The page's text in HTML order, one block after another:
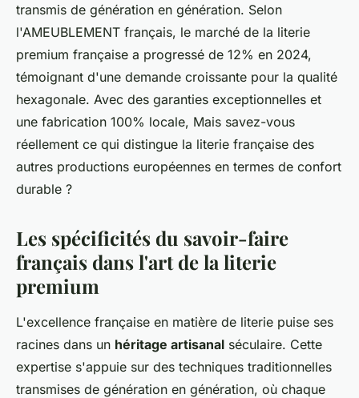
transmis de génération en génération. Selon
l'AMEUBLEMENT français, le marché de la literie
premium française a progressé de 12% en 2024,
témoignant d'une demande croissante pour la qualité
hexagonale. Avec des garanties exceptionnelles et
une fabrication 100% locale, Mais savez-vous
réellement ce qui distingue la literie française des
autres productions européennes en termes de confort
durable ?
Les spécificités du savoir-faire
français dans l'art de la literie
premium
L'excellence française en matière de literie puise ses
racines dans un héritage artisanal séculaire. Cette
expertise s'appuie sur des techniques traditionnelles
transmises de génération en génération, où chaque